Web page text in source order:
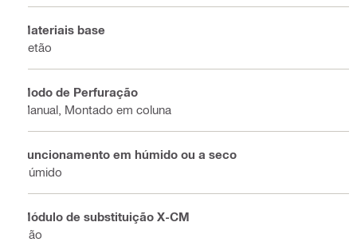
Materiais base
Betão
Modo de Perfuração
Manual, Montado em coluna
Funcionamento em húmido ou a seco
Húmido
Módulo de substituição X-CM
Não